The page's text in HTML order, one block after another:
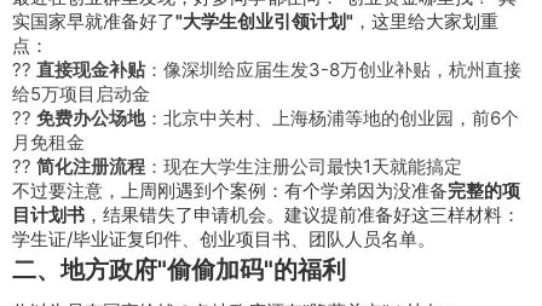
实国家早就准备好了"大学生创业引领计划" ，这里给大家划重
点：
?? 直接现金补贴：像深圳给应届生发3-8万创业补贴，杭州直接
给5万项目启动金
?? 免费办公场地：北京中关村、上海杨浦等地的创业园，前6个
月免租金
?? 简化注册流程 ：现在大学生注册公司最快1天就能搞定
不过要注意，上周刚遇到个案例：有个学弟因为没准备完整的项
目计划书 ，结果错失了申请机会。建议提前准备好这三样材料：
学生证/毕业证复印件、创业项目书、团队人员名单。
二、地方政府"偷偷加码"的福利